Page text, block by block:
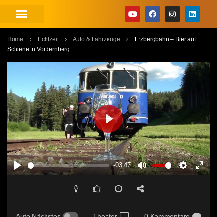
Home Echtzeit Auto & Fahrzeuge
Erzbergbahn – Bier auf
Schiene in Vordernberg
PLAY
-03:47
MUTE SETTINGS
PLAY